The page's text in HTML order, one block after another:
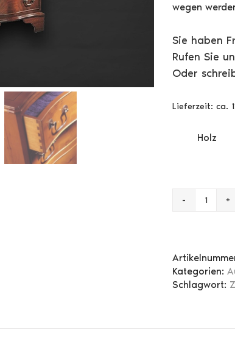
wegen
Sie haben
Rufen Sie
Oder
Lieferzeit: ca.
Holz
Kategorien:
Schlagwort: